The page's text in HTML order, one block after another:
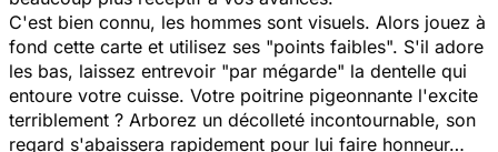
C'est bien connu, les hommes sont visuels. Alors jouez à
fond cette carte et utilisez ses "points faibles". S'il adore
les bas, laissez entrevoir "par mégarde" la dentelle qui
entoure votre cuisse. Votre poitrine pigeonnante l'excite
terriblement ? Arborez un décolleté incontournable, son
regard s'abaissera rapidement pour lui faire honneur…